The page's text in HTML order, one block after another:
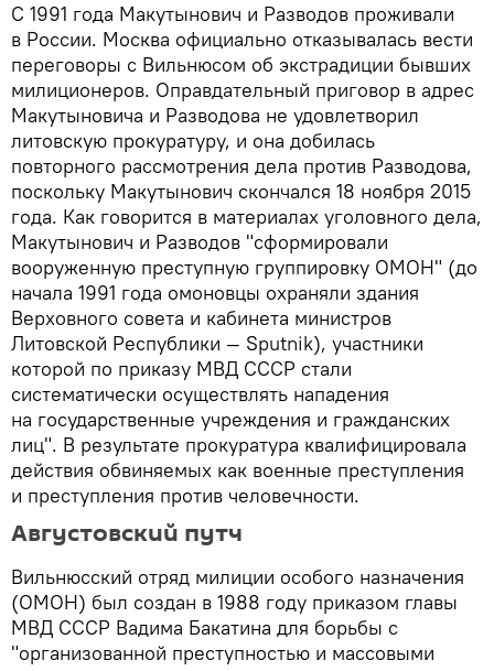
С 1991 года Макутынович и Разводов проживали
в России. Москва официально отказывалась вести
переговоры с Вильнюсом об экстрадиции бывших
милиционеров. Оправдательный приговор в адрес
Макутыновича и Разводова не удовлетворил
литовскую прокуратуру, и она добилась
повторного рассмотрения дела против Разводова,
поскольку Макутынович скончался 18 ноября 2015
года. Как говорится в материалах уголовного дела,
Макутынович и Разводов "сформировали
вооруженную преступную группировку ОМОН" (до
начала 1991 года омоновцы охраняли здания
Верховного совета и кабинета министров
Литовской Республики — Sputnik), участники
которой по приказу МВД СССР стали
систематически осуществлять нападения
на государственные учреждения и гражданских
лиц". В результате прокуратура квалифицировала
действия обвиняемых как военные преступления
и преступления против человечности.
Августовский путч
Вильнюсский отряд милиции особого назначения
(ОМОН) был создан в 1988 году приказом главы
МВД СССР Вадима Бакатина для борьбы с
"организованной преступностью и массовыми